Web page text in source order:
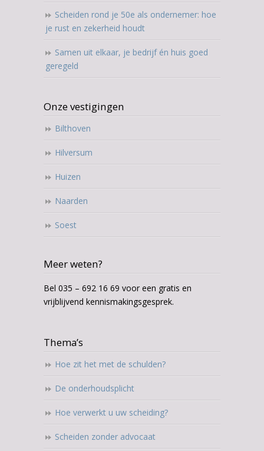
Scheiden rond je 50e als ondernemer: hoe
je rust en zekerheid houdt
Samen uit elkaar, je bedrijf én huis goed
geregeld
Onze vestigingen
Bilthoven
Hilversum
Huizen
Naarden
Soest
Meer weten?
Bel 035 – 692 16 69 voor een gratis en
vrijblijvend kennismakingsgesprek.
Thema’s
Hoe zit het met de schulden?
De onderhoudsplicht
Hoe verwerkt u uw scheiding?
Scheiden zonder advocaat